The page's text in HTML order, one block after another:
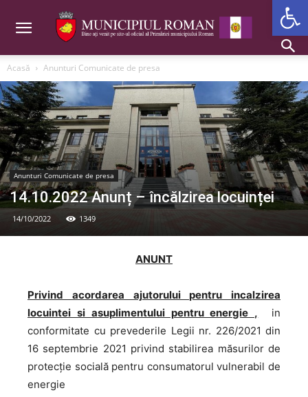
Acasă Anunturi Comunicate de presa
Anunturi Comunicate de presa
14.10.2022 Anunț – încălzirea locuinței
14/10/2022 1349
ANUNT
Privind acordarea ajutorului pentru incalzirea
locuintei si asuplimentului pentru energie , in
conformitate cu prevederile Legii nr. 226/2021 din
16 septembrie 2021 privind stabilirea măsurilor de
protecţie socială pentru consumatorul vulnerabil de
energie